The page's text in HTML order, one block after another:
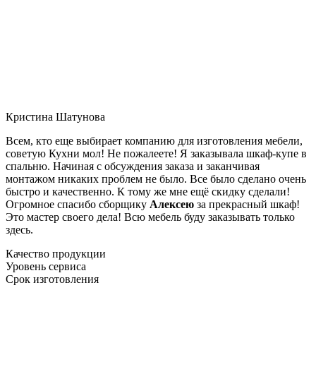
Кристина Шатунова
Всем, кто еще выбирает компанию для изготовления мебели,
советую Кухни мол! Не пожалеете! Я заказывала шкаф-купе в
спальню. Начиная с обсуждения заказа и заканчивая
монтажом никаких проблем не было. Все было сделано очень
быстро и качественно. К тому же мне ещё скидку сделали!
Огромное спасибо сборщику Алексею за прекрасный шкаф!
Это мастер своего дела! Всю мебель буду заказывать только
здесь.
Качество продукции
Уровень сервиса
Срок изготовления